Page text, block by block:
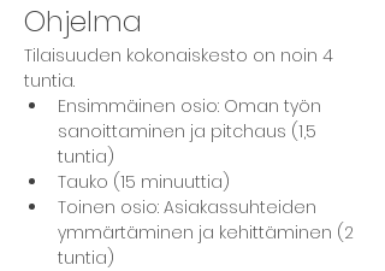
Ohjelma
Tilaisuuden kokonaiskesto on noin 4
tuntia.
Ensimmäinen osio: Oman työn
sanoittaminen ja pitchaus (1,5
tuntia)
Tauko (15 minuuttia)
Toinen osio: Asiakassuhteiden
ymmärtäminen ja kehittäminen (2
tuntia)